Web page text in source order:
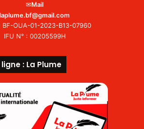
✉Mail
laplume.bf@gmail.com
BF-OUA-01-2023-B13-07960
IFU N° : 00205599H
: La Plume